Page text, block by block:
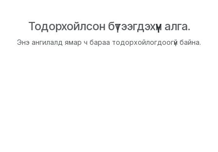
Тодорхойлсон бүтээгдэхүүн алга.
Энэ ангилалд ямар ч бараа тодорхойлогдоогүй байна.